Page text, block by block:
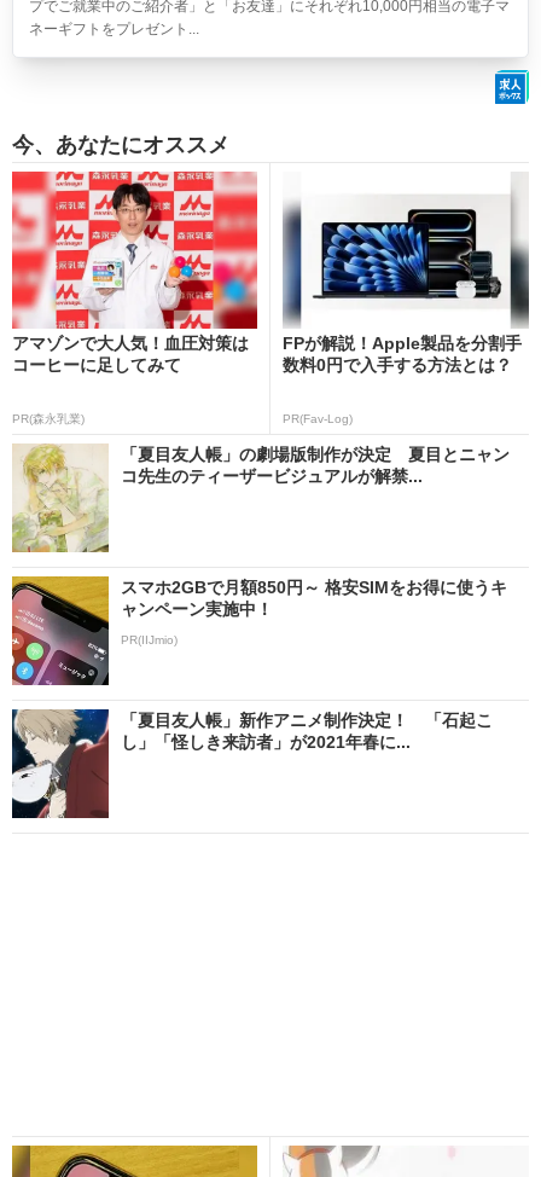
プでご就業中のご紹介者」と「お友達」にそれぞれ10,000円相当の電子マ
ネーギフトをプレゼント...
今、あなたにオススメ
アマゾンで大人気！血圧対策は
コーヒーに足してみて
PR(森永乳業)
FPが解説！Apple製品を分割手
数料0円で入手する方法とは？
PR(Fav-Log)
「夏目友人帳」の劇場版制作が決定 夏目とニャン
コ先生のティーザービジュアルが解禁...
スマホ2GBで月額850円～ 格安SIMをお得に使うキ
ャンペーン実施中！
PR(IIJmio)
「夏目友人帳」新作アニメ制作決定！ 「石起こ
し」「怪しき来訪者」が2021年春に...